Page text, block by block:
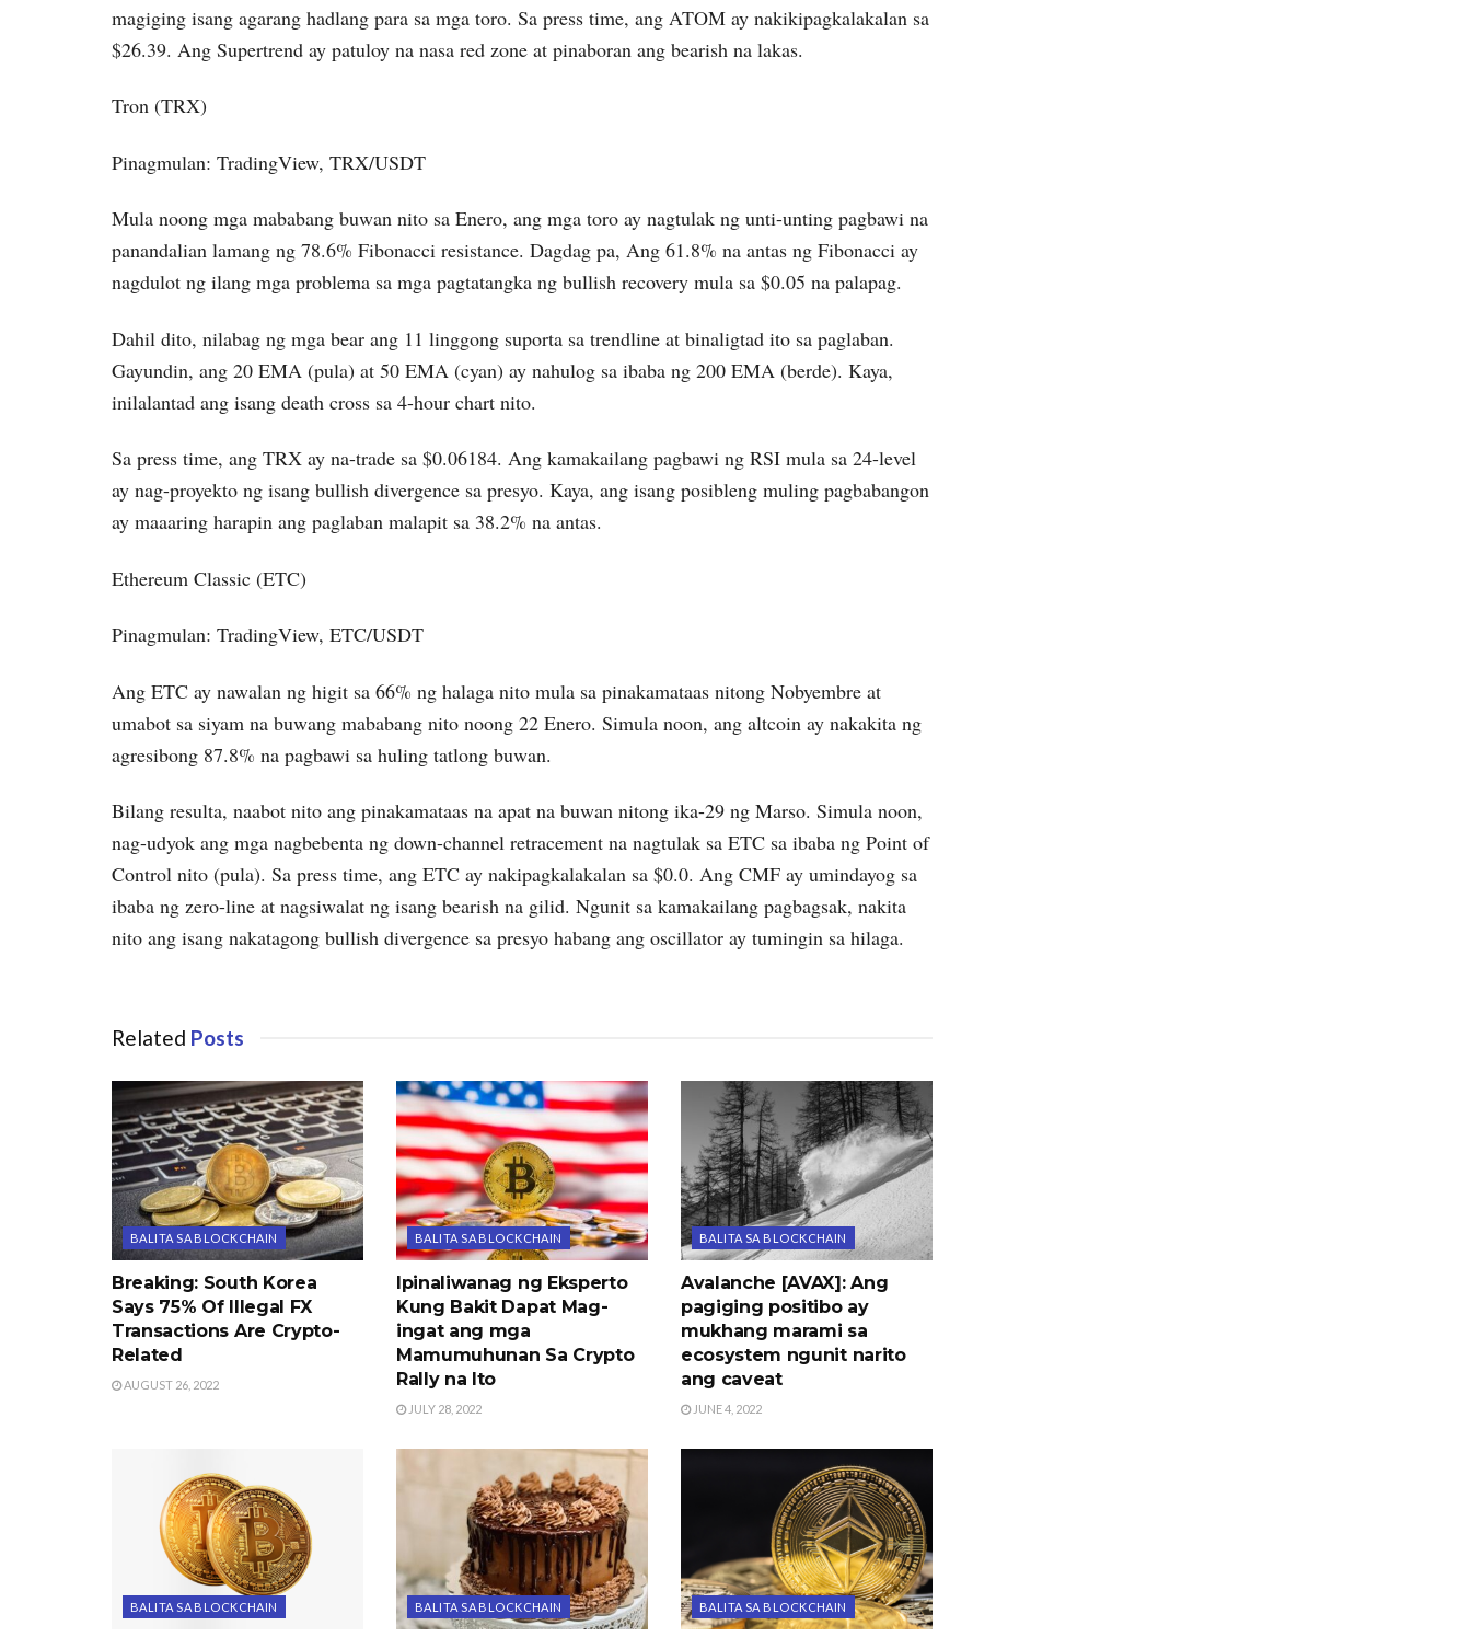
magiging isang agarang hadlang para sa mga toro. Sa press time, ang ATOM ay nakikipagkalakalan sa
$26.39. Ang Supertrend ay patuloy na nasa red zone at pinaboran ang bearish na lakas.
Tron (TRX)
Pinagmulan: TradingView, TRX/USDT
Mula noong mga mababang buwan nito sa Enero, ang mga toro ay nagtulak ng unti-unting pagbawi na
panandalian lamang ng 78.6% Fibonacci resistance. Dagdag pa, Ang 61.8% na antas ng Fibonacci ay
nagdulot ng ilang mga problema sa mga pagtatangka ng bullish recovery mula sa $0.05 na palapag.
Dahil dito, nilabag ng mga bear ang 11 linggong suporta sa trendline at binaligtad ito sa paglaban.
Gayundin, ang 20 EMA (pula) at 50 EMA (cyan) ay nahulog sa ibaba ng 200 EMA (berde). Kaya,
inilalantad ang isang death cross sa 4-hour chart nito.
Sa press time, ang TRX ay na-trade sa $0.06184. Ang kamakailang pagbawi ng RSI mula sa 24-level
ay nag-proyekto ng isang bullish divergence sa presyo. Kaya, ang isang posibleng muling pagbabangon
ay maaaring harapin ang paglaban malapit sa 38.2% na antas.
Ethereum Classic (ETC)
Pinagmulan: TradingView, ETC/USDT
Ang ETC ay nawalan ng higit sa 66% ng halaga nito mula sa pinakamataas nitong Nobyembre at
umabot sa siyam na buwang mababang nito noong 22 Enero. Simula noon, ang altcoin ay nakakita ng
agresibong 87.8% na pagbawi sa huling tatlong buwan.
Bilang resulta, naabot nito ang pinakamataas na apat na buwan nitong ika-29 ng Marso. Simula noon,
nag-udyok ang mga nagbebenta ng down-channel retracement na nagtulak sa ETC sa ibaba ng Point of
Control nito (pula). Sa press time, ang ETC ay nakipagkalakalan sa $0.0. Ang CMF ay umindayog sa
ibaba ng zero-line at nagsiwalat ng isang bearish na gilid. Ngunit sa kamakailang pagbagsak, nakita
nito ang isang nakatagong bullish divergence sa presyo habang ang oscillator ay tumingin sa hilaga.
Related Posts
BALITA SA BLOCKCHAIN
Breaking: South Korea
Says 75% Of Illegal FX
Transactions Are Crypto-
Related
AUGUST 26, 2022
BALITA SA BLOCKCHAIN
Ipinaliwanag ng Eksperto
Kung Bakit Dapat Mag-
ingat ang mga
Mamumuhunan Sa Crypto
Rally na Ito
JULY 28, 2022
BALITA SA BLOCKCHAIN
Avalanche [AVAX]: Ang
pagiging positibo ay
mukhang marami sa
ecosystem ngunit narito
ang caveat
JUNE 4, 2022
BALITA SA BLOCKCHAIN BALITA SA BLOCKCHAIN BALITA SA BLOCKCHAIN